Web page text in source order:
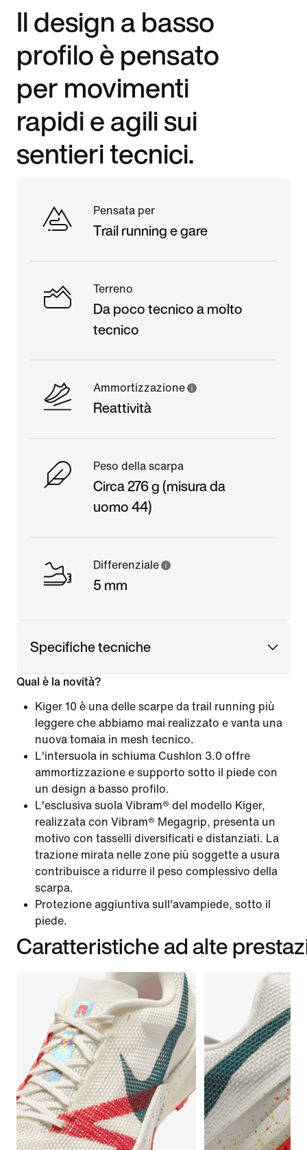
Il design a basso
profilo è pensato
per movimenti
rapidi e agili sui
sentieri tecnici.
Pensata per
Trail running e gare
Terreno
Da poco tecnico a molto
tecnico
Ammortizzazione
Reattività
Peso della scarpa
Circa 276 g (misura da
uomo 44)
Differenziale
5 mm
Specifiche tecniche
Qual è la novità?
Kiger 10 è una delle scarpe da trail running più
leggere che abbiamo mai realizzato e vanta una
nuova tomaia in mesh tecnico.
L'intersuola in schiuma Cushlon 3.0 offre
ammortizzazione e supporto sotto il piede con
un design a basso profilo.
L'esclusiva suola Vibram® del modello Kiger,
realizzata con Vibram® Megagrip, presenta un
motivo con tasselli diversificati e distanziati. La
trazione mirata nelle zone più soggette a usura
contribuisce a ridurre il peso complessivo della
scarpa.
Protezione aggiuntiva sull'avampiede, sotto il
piede.
Caratteristiche ad alte